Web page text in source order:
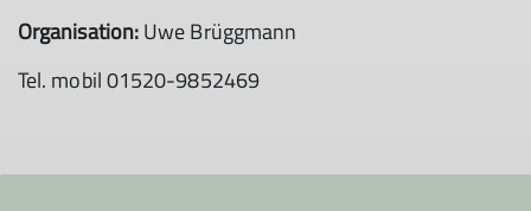
Organisation:Uwe Brüggmann
Tel. mobil 01520-9852469